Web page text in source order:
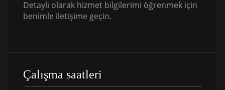
Detaylı olarak hizmet bilgilerimi öğrenmek için
benimle iletişime geçin.
Çalışma saatleri